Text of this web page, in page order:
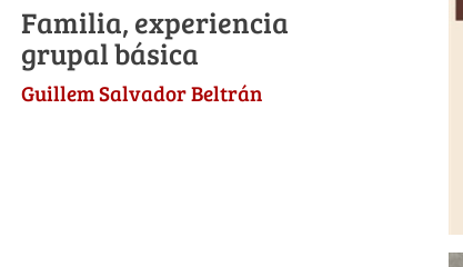
Familia, experiencia
grupal básica
Guillem Salvador Beltrán